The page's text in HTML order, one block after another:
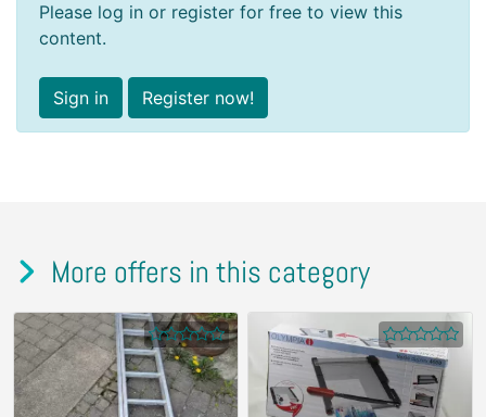
Please log in or register for free to view this
content.
Sign in Register now!
More offers in this category